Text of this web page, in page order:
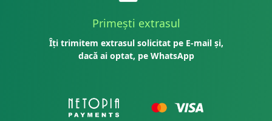
Primești extrasul
Îți trimitem extrasul solicitat pe E-mail și,
dacă ai optat, pe WhatsApp